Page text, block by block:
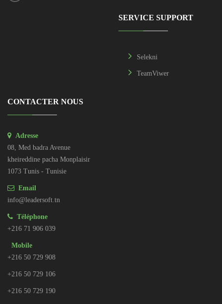
SERVICE SUPPORT
Selekni
TeamViwer
CONTACTER NOUS
Adresse
08, Med badra Avenue
kheireddine pacha Monplaisir
1073 Tunis - Tunisie
Email
info@leadersoft.tn
Téléphone
+216 71 906 039
Mobile
+216 50 729 908
+216 50 729 106
+216 50 729 190